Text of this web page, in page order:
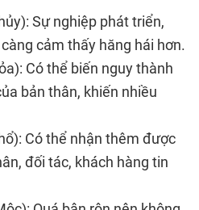
Sự nghiệp phát triển,
cảm thấy hăng hái hơn.
Có thể biến nguy thành
bản thân, khiến nhiều
Có thể nhận thêm được
đối tác, khách hàng tin